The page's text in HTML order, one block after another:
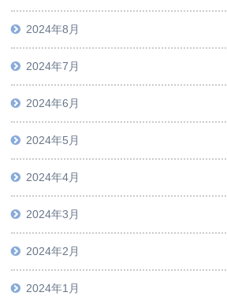
2024年8月
2024年7月
2024年6月
2024年5月
2024年4月
2024年3月
2024年2月
2024年1月